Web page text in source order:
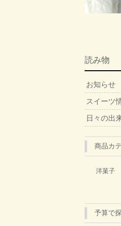
読み物
お知らせ
スイーツ
日々の出
商品カ
洋菓子
予算で